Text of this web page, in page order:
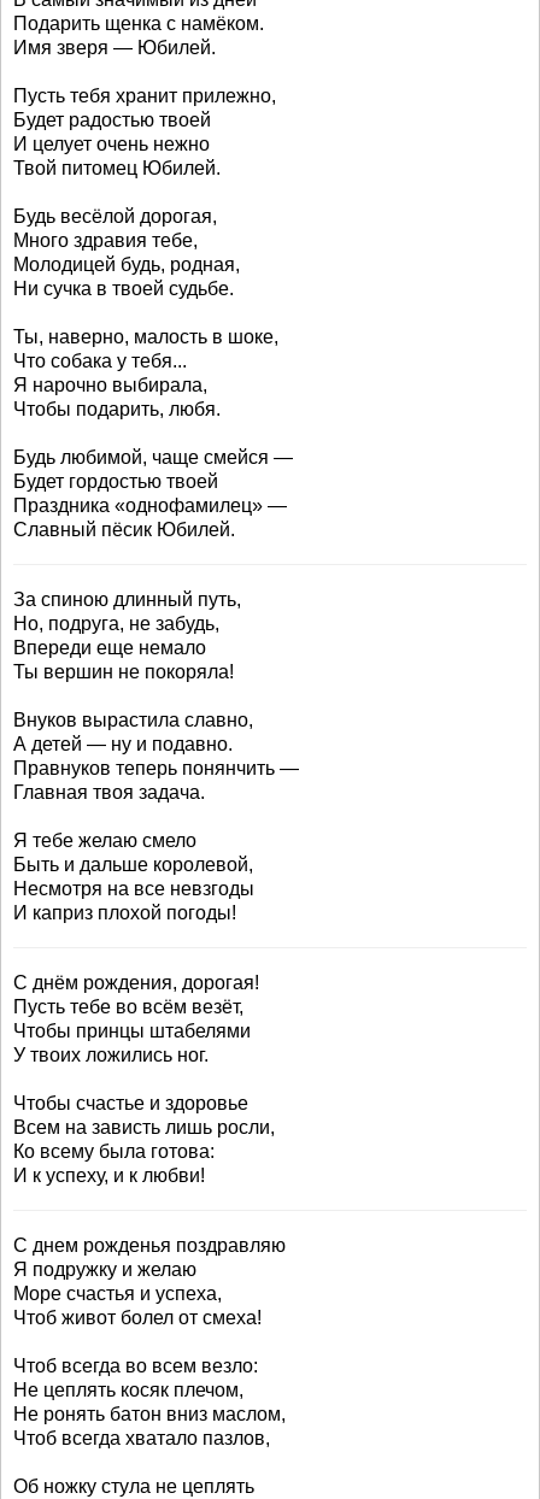
Подарить щенка с намёком.
Имя зверя — Юбилей.
Пусть тебя хранит прилежно,
Будет радостью твоей
И целует очень нежно
Твой питомец Юбилей.
Будь весёлой дорогая,
Много здравия тебе,
Молодицей будь, родная,
Ни сучка в твоей судьбе.
Ты, наверно, малость в шоке,
Что собака у тебя...
Я нарочно выбирала,
Чтобы подарить, любя.
Будь любимой, чаще смейся —
Будет гордостью твоей
Праздника «однофамилец» —
Славный пёсик Юбилей.
За спиною длинный путь,
Но, подруга, не забудь,
Впереди еще немало
Ты вершин не покоряла!
Внуков вырастила славно,
А детей — ну и подавно.
Правнуков теперь понянчить —
Главная твоя задача.
Я тебе желаю смело
Быть и дальше королевой,
Несмотря на все невзгоды
И каприз плохой погоды!
С днём рождения, дорогая!
Пусть тебе во всём везёт,
Чтобы принцы штабелями
У твоих ложились ног.
Чтобы счастье и здоровье
Всем на зависть лишь росли,
Ко всему была готова:
И к успеху, и к любви!
С днем рожденья поздравляю
Я подружку и желаю
Море счастья и успеха,
Чтоб живот болел от смеха!
Чтоб всегда во всем везло:
Не цеплять косяк плечом,
Не ронять батон вниз маслом,
Чтоб всегда хватало пазлов,
Об ножку стула не цеплять